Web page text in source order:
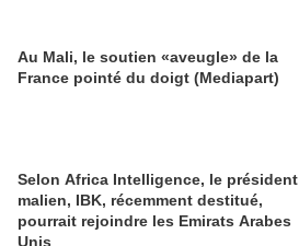
Au Mali, le soutien «aveugle» de la
France pointé du doigt (Mediapart)
Selon Africa Intelligence, le président
malien, IBK, récemment destitué,
pourrait rejoindre les Emirats Arabes
Unis